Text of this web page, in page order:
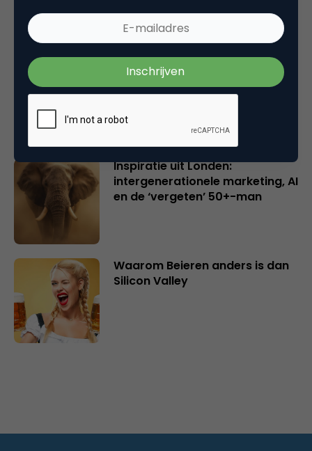
Creatieve sector als aanjager
van innovatie en ontsluiter en
verbinder van industrieën
belangrijker en urgenter dan
ooit
Inspiratie uit Londen:
intergenerationele marketing, AI
en de ‘vergeten’ 50+-man
Waarom Beieren anders is dan
Silicon Valley